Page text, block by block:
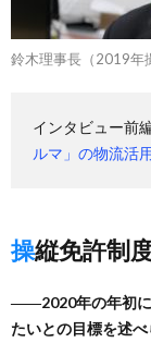
鈴木理事長（2019年
インタビュー前
ルマ」の物流活
操縦免許
――2020年の年初に
たいとの目標を述